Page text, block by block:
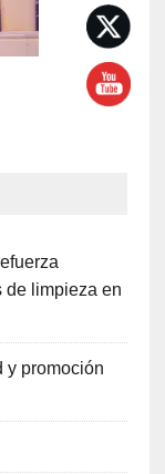
de limpieza en
y promoción